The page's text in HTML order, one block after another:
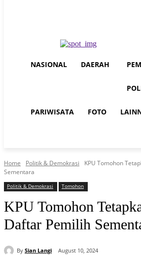
NASIONAL DAERAH
PARIWISATA FOTO
Home Politik & Demokrasi
KPU Tomohon
Sementara
Politik & Demokrasi Tomohon
KPU Tomohon
Daftar Pemilih
By Sian Langi August 10, 2024